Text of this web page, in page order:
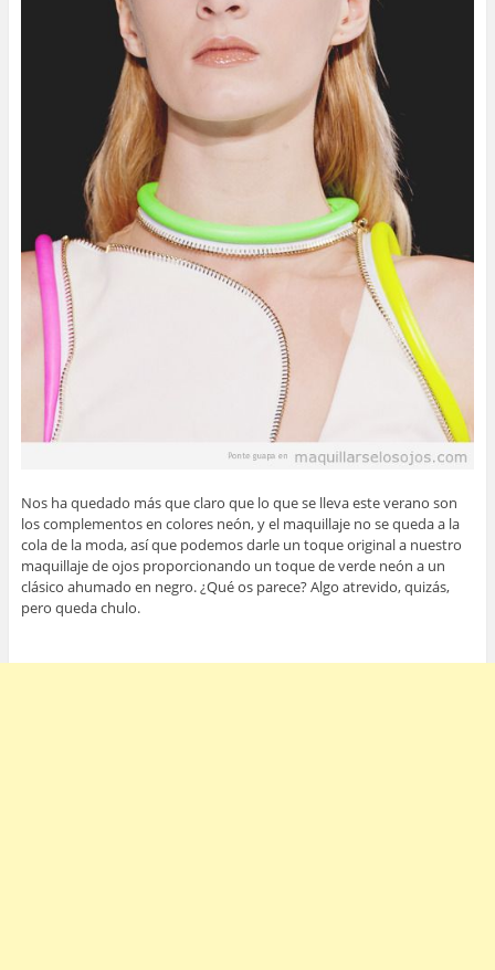
Nos ha quedado más que claro que lo que se lleva este verano son
los complementos en colores neón, y el maquillaje no se queda a la
cola de la moda, así que podemos darle un toque original a nuestro
maquillaje de ojos proporcionando un toque de verde neón a un
clásico ahumado en negro. ¿Qué os parece? Algo atrevido, quizás,
pero queda chulo.